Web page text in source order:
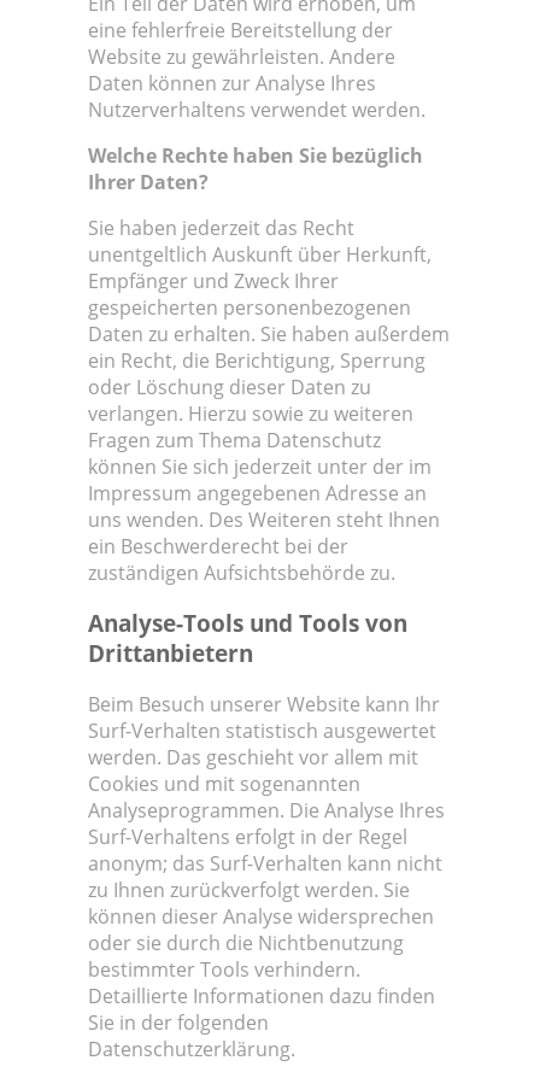
eine fehlerfreie Bereitstellung der
Website zu gewährleisten. Andere
Daten können zur Analyse Ihres
Nutzerverhaltens verwendet werden.
Welche Rechte haben Sie bezüglich
Ihrer Daten?
Sie haben jederzeit das Recht
unentgeltlich Auskunft über Herkunft,
Empfänger und Zweck Ihrer
gespeicherten personenbezogenen
Daten zu erhalten. Sie haben außerdem
ein Recht, die Berichtigung, Sperrung
oder Löschung dieser Daten zu
verlangen. Hierzu sowie zu weiteren
Fragen zum Thema Datenschutz
können Sie sich jederzeit unter der im
Impressum angegebenen Adresse an
uns wenden. Des Weiteren steht Ihnen
ein Beschwerderecht bei der
zuständigen Aufsichtsbehörde zu.
Analyse-Tools und Tools von
Drittanbietern
Beim Besuch unserer Website kann Ihr
Surf-Verhalten statistisch ausgewertet
werden. Das geschieht vor allem mit
Cookies und mit sogenannten
Analyseprogrammen. Die Analyse Ihres
Surf-Verhaltens erfolgt in der Regel
anonym; das Surf-Verhalten kann nicht
zu Ihnen zurückverfolgt werden. Sie
können dieser Analyse widersprechen
oder sie durch die Nichtbenutzung
bestimmter Tools verhindern.
Detaillierte Informationen dazu finden
Sie in der folgenden
Datenschutzerklärung.